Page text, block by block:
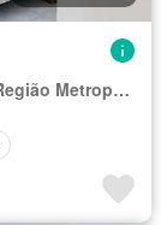
Região Geográfica Imediata de Curitiba, Região Metropolitana de Curitiba